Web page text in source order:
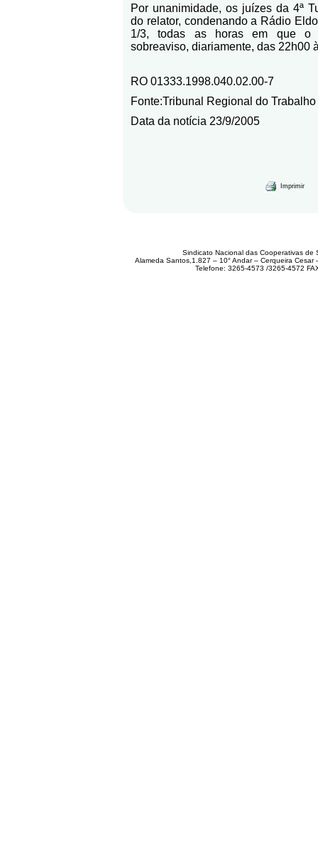
Por unanimidade, os juízes da 4ª
do relator, condenando a Rádio
1/3, todas as horas em que o
sobreaviso, diariamente, das 22h00
RO 01333.1998.040.02.00-7
Fonte:Tribunal Regional do Trabalho
Data da notícia 23/9/2005
Imprimir
Sindicato Nacional das Cooperativas de
Alameda Santos,1.827 – 10° Andar – Cerqueira
Telefone: 3265-4573 /3265-4572